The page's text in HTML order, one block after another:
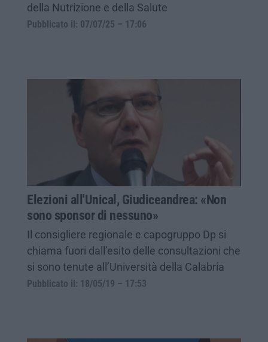
della Nutrizione e della Salute
Pubblicato il: 07/07/25 – 17:06
Elezioni all'Unical, Giudiceandrea: «Non
sono sponsor di nessuno»
Il consigliere regionale e capogruppo Dp si
chiama fuori dall’esito delle consultazioni che
si sono tenute all’Università della Calabria
Pubblicato il: 18/05/19 – 17:53